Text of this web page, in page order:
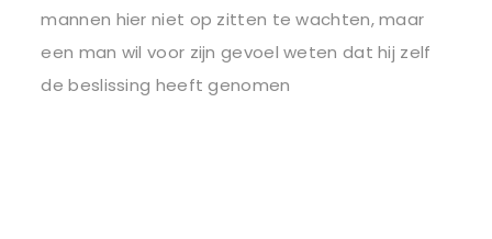
mannen hier niet op zitten te wachten, maar
een man wil voor zijn gevoel weten dat hij zelf
de beslissing heeft genomen